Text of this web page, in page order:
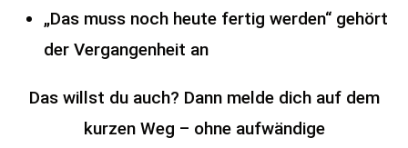
„Das muss noch heute fertig werden“ gehört
der Vergangenheit an
Das willst du auch? Dann melde dich auf dem
kurzen Weg – ohne aufwändige